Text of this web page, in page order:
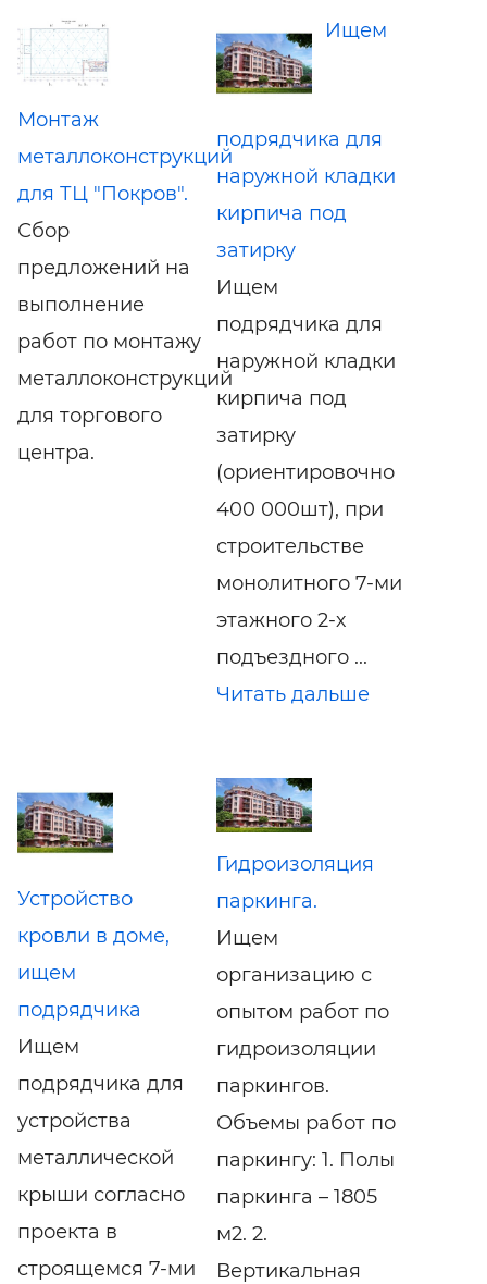
Монтаж
металлоконструкций
для ТЦ "Покров".
Сбор
предложений на
выполнение
работ по монтажу
металлоконструкций
для торгового
центра.
Ищем
подрядчика для
наружной кладки
кирпича под
затирку
Ищем
подрядчика для
наружной кладки
кирпича под
затирку
(ориентировочно
400 000шт), при
строительстве
монолитного 7-ми
этажного 2-х
подъездного ...
Читать дальше
Устройство
кровли в доме,
ищем
подрядчика
Ищем
подрядчика для
устройства
металлической
крыши согласно
проекта в
строящемся 7-ми
Гидроизоляция
паркинга.
Ищем
организацию с
опытом работ по
гидроизоляции
паркингов.
Объемы работ по
паркингу: 1. Полы
паркинга – 1805
м2. 2.
Вертикальная